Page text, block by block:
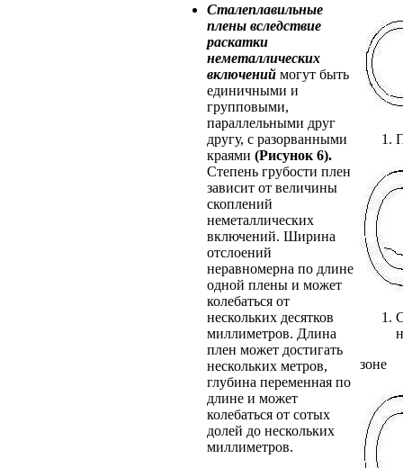
Сталеплавильные
плены вследствие
раскатки
неметаллических
включений могут быть
единичными и
групповыми,
параллельными друг
другу, с разорванными
краями (Рисунок 6).
Степень грубости плен
зависит от величины
скоплений
неметаллических
включений. Ширина
отслоений
неравномерна по длине
одной плены и может
колебаться от
нескольких десятков
миллиметров. Длина
плен может достигать
нескольких метров,
глубина переменная по
длине и может
колебаться от сотых
долей до нескольких
миллиметров.
зоне